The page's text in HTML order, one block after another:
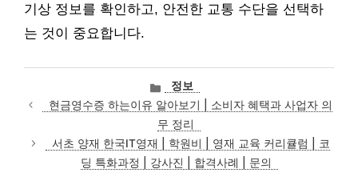
기상 정보를 확인하고, 안전한 교통 수단을 선택하
는 것이 중요합니다.
카
테
고
리
정보
현금영수증 하는이유 알아보기 | 소비자 혜택과 사업자 의
무 정리
서초 양재 한국IT영재 | 학원비 | 영재 교육 커리큘럼 | 코
딩 특화과정 | 강사진 | 합격사례 | 문의